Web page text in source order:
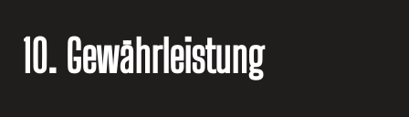
10. Gewährleistung